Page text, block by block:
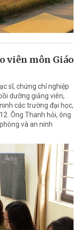
viên môn Giáo
sĩ, chứng chỉ nghiệp
dưỡng giảng viên,
các trường đại học,
Ông Thanh hỏi, ông
và an ninh